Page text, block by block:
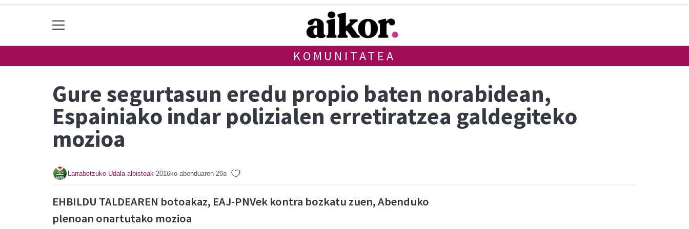
KOMUNITATEA
Gure segurtasun eredu propio baten norabidean,
Espainiako indar polizialen erretiratzea galdegiteko
mozioa
Larrabetzuko Udala albisteak 2016ko abenduaren 29a
EHBILDU TALDEAREN botoakaz, EAJ-PNVek kontra bozkatu zuen, Abenduko
plenoan onartutako mozioa